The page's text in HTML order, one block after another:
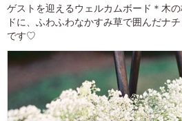
ゲストを迎えるウェルカムボード＊木
ドに、ふわふわなかすみ草で囲んだナ
です♡